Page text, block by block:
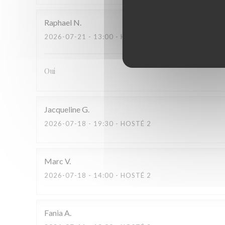
Raphael N
2026-07-21 - 13:00 - HOSTÉ 2
Oui
JacquelineG
2026-07-18 - 19:30 - HOSTÉ 2
Marc V
2026-07-18 - 14:00 - HOSTÉ 2
Fania A